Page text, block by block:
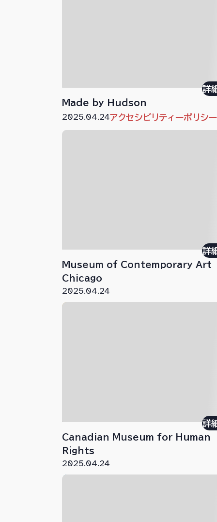
Made by Hudson
詳
2025.04.24アクセシビリティーポリシー
Museum of Contemporary Art
Chicago
詳
2025.04.24
Canadian Museum for Human
Rights
詳
2025.04.24